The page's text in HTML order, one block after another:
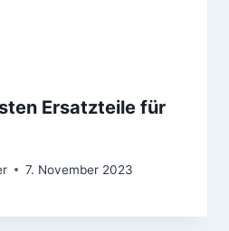
Ersatzteile für
7. November 2023